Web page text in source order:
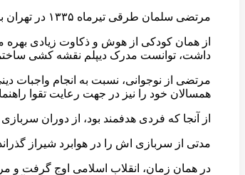
مرتضی سلمان طرقی تیرماه ۱۳۳۵ در تهران بدنیا آمد.
داشت، توانست مدرک دیپلم نقشه کشی
مرتضی از نوجوانی، نسبت به انجام واجبات
همسالان خود را نیز در جهت رعایت تقوا
از آنجا که فردی هدفمند بود، از دوران
مدتی از سربازی اش را در هوابرد شیراز
در همان زمان، انقلاب اسلامی اوج گرفت و